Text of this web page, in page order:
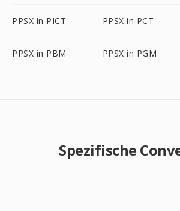
PPSX in PICT PPSX in PCT
PPSX in PBM PPSX in PGM
Spezifische